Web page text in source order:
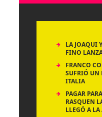
LA JOAQUI
FINO
FRANCO
SUFRIÓ UN
ITALIA
PAGAR
RASQUEN
LLEGÓ A